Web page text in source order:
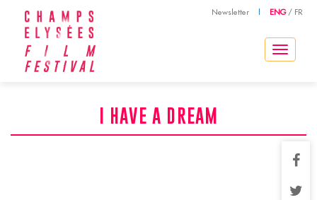
Newsletter ENG/ FR
Toggle
navigation
I HAVE A DREAM